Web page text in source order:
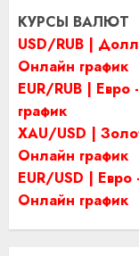
КУРСЫ ВАЛЮТ
USD/RUB |
Онлайн график
EUR/RUB |
график
XAU/USD |
Онлайн график
EUR/USD |
Онлайн график